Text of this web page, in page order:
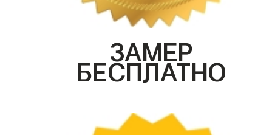
ЗАМЕР
БЕСПЛАТНО